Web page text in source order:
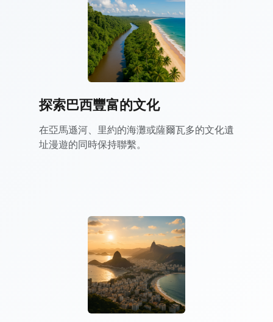
探索巴西豐富的文化
在亞馬遜河、里約的海灘或薩爾瓦多的文化遺
址漫遊的同時保持聯繫。